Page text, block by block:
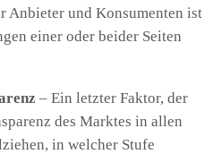
Anbieter und Konsumenten ist
einer oder beider Seiten
– Ein letzter Faktor, der
des Marktes in allen
in welcher Stufe